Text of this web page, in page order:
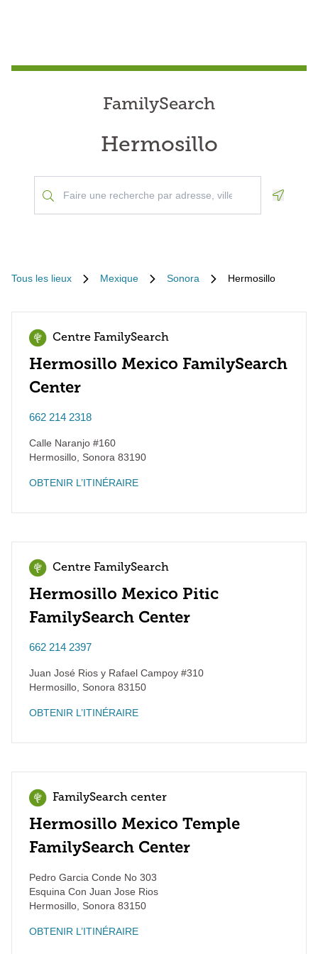
FamilySearch
Hermosillo
Tous les lieux Mexique Sonora Hermosillo
Centre FamilySearch
Hermosillo Mexico FamilySearch
Center
662 214 2318
Calle Naranjo #160
Hermosillo Sonora 83190
OBTENIR L’ITINÉRAIRE
Centre FamilySearch
Hermosillo Mexico Pitic
FamilySearch Center
662 214 2397
Juan José Rios y Rafael Campoy #310
Hermosillo Sonora 83150
OBTENIR L’ITINÉRAIRE
FamilySearch center
Hermosillo Mexico Temple
FamilySearch Center
Pedro Garcia Conde No 303
Esquina Con Juan Jose Rios
Hermosillo Sonora 83150
OBTENIR L’ITINÉRAIRE